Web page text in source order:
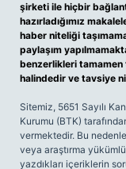
şirketi ile hiçbir
hazırladığımız
haber niteliği
paylaşım
benzerlikleri
halindedir ve tavsiye
Sitemiz, 5651 Sayılı
Kurumu (BTK)
vermektedir. Bu
veya araştırma
yazdıkları içeriklerin